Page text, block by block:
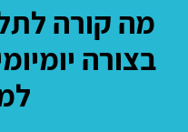
מה קורה
בצורה